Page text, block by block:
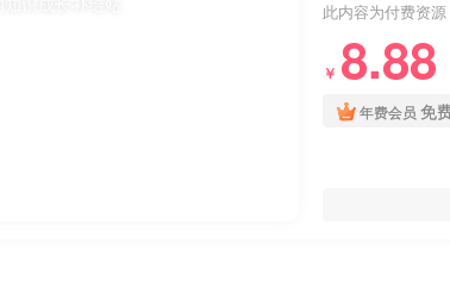
此内容为付费资
￥ 8.88
年费会员 免